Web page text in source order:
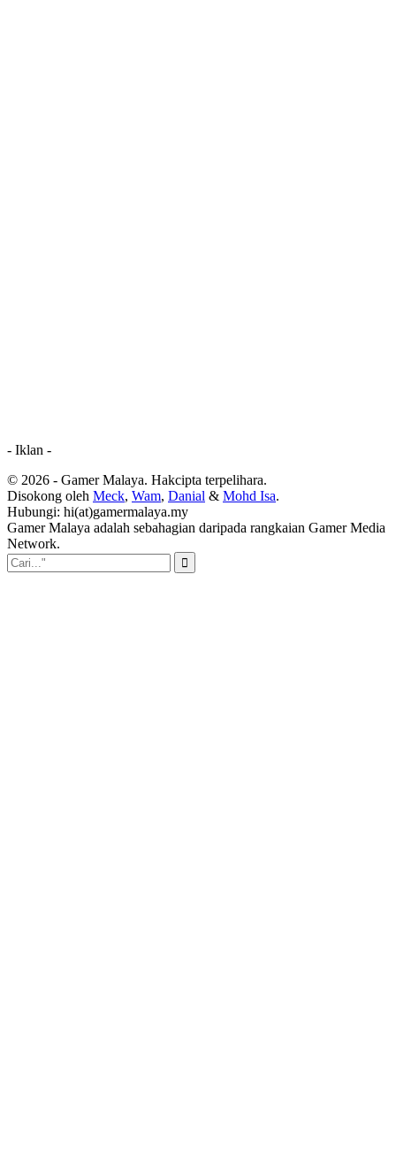
- Iklan -
© 2026 - Gamer Malaya. Hakcipta terpelihara.
Disokong oleh Meck, Wam, Danial & Mohd Isa.
Hubungi: hi(at)gamermalaya.my
Gamer Malaya adalah sebahagian daripada rangkaian Gamer Media
Network.